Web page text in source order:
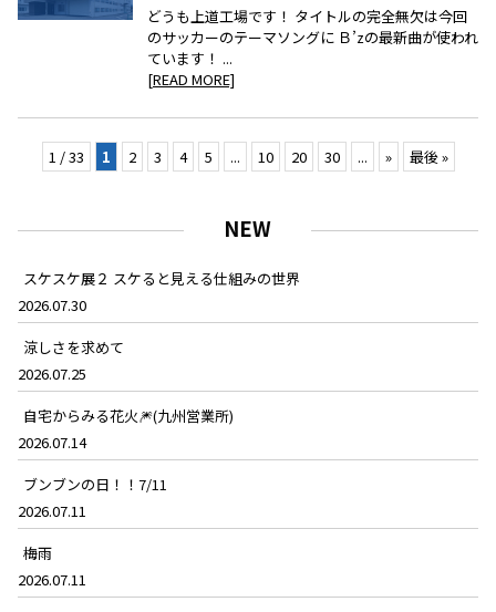
どうも上道工場です！ タイトルの完全無欠は今回
のサッカーのテーマソングに Ｂ’zの最新曲が使われ
ています！ ...
[READ MORE]
1 / 33 1 2 3 4 5 ... 10 20 30 ... » 最後 »
NEW
スケスケ展２ スケると見える仕組みの世界
2026.07.30
涼しさを求めて
2026.07.25
自宅からみる花火🎆(九州営業所)
2026.07.14
ブンブンの日！！7/11
2026.07.11
梅雨
2026.07.11